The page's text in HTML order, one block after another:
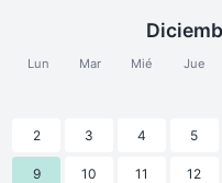
Lun Mar Mié Jue
2 3 4 5
9 10 11 12